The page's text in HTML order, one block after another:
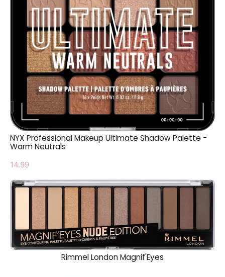
NYX Professional Makeup Ultimate Shadow Palette -
Warm Neutrals
14.99
Rimmel London Magnif'Eyes